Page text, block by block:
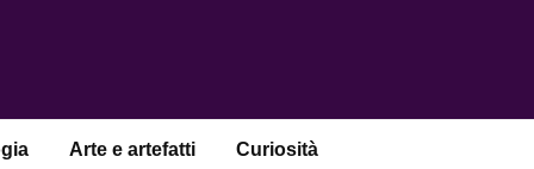
Arte e artefatti Curiosità